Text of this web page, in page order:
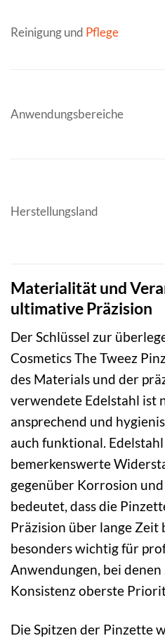
Reinigung und Pflege
Anwendungsbereiche
Herstellungsland
Materialität und
ultimative Präzision
Der Schlüssel zur
Cosmetics The Tweez
des Materials und der
verwendete Edelstahl ist
ansprechend und
auch funktional.
bemerkenswerte
gegenüber Korrosion
bedeutet, dass die
Präzision über lange Zeit
besonders wichtig für
Anwendungen, bei
Konsistenz oberste
Die Spitzen der Pinzette